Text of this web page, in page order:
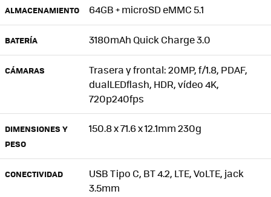
ALMACENAMIENTO 64GB + microSD eMMC 5.1
BATERÍA 3180mAh Quick Charge 3.0
CÁMARAS
Trasera y frontal: 20MP, f/1.8, PDAF,
dualLEDflash, HDR, vídeo 4K,
720p240fps
DIMENSIONES Y
PESO
150.8 x 71.6 x 12.1mm 230g
CONECTIVIDAD
USB Tipo C, BT 4.2, LTE, VoLTE, jack
3.5mm